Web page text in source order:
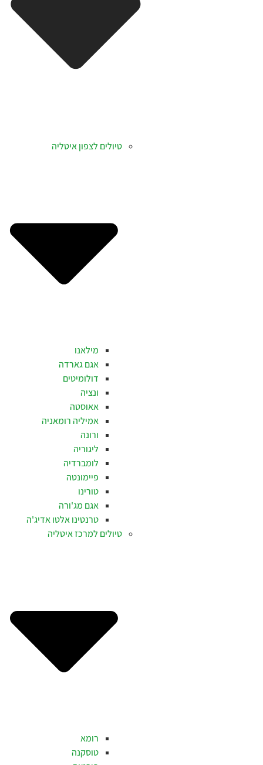
טיולים לצפון איטליה
מילאנו
אגם גארדה
דולומיטים
ונציה
אאוסטה
אמיליה רומאניה
ורונה
ליגוריה
לומברדיה
פיימונטה
טורינו
אגם מג'ורה
טרנטינו אלטו אדיג'ה
טיולים למרכז איטליה
רומא
טוסקנה